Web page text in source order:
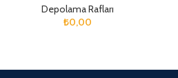
Depolama Rafları
₺0,00